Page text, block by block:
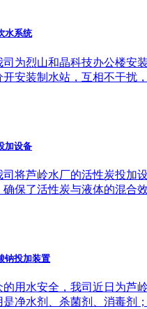
水系统
司为烈山和晶科技办公楼
安装制水站，互相不干扰
加设备
司将芦岭水厂的活性炭投
保了活性炭与液体的混合
钠投加装置
的用水安全，我司近日为芦
净水剂、杀菌剂、消毒剂